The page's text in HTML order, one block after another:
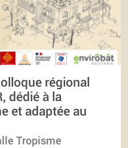
régional
dédié à la
et adaptée au
Tropisme